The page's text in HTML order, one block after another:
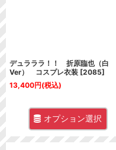
デュラララ！！ 折原臨也（白
Ver） コスプレ衣装 [2085]
13,400円(税込)
オプション選択